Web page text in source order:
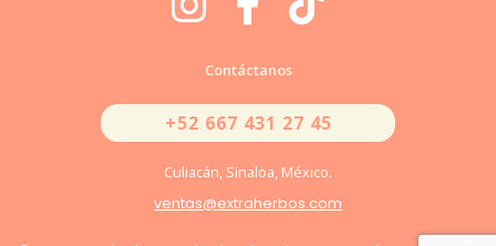
Contáctanos
+52 667 431 27 45
Culiacán, Sinaloa, México.
ventas@extraherbos.com